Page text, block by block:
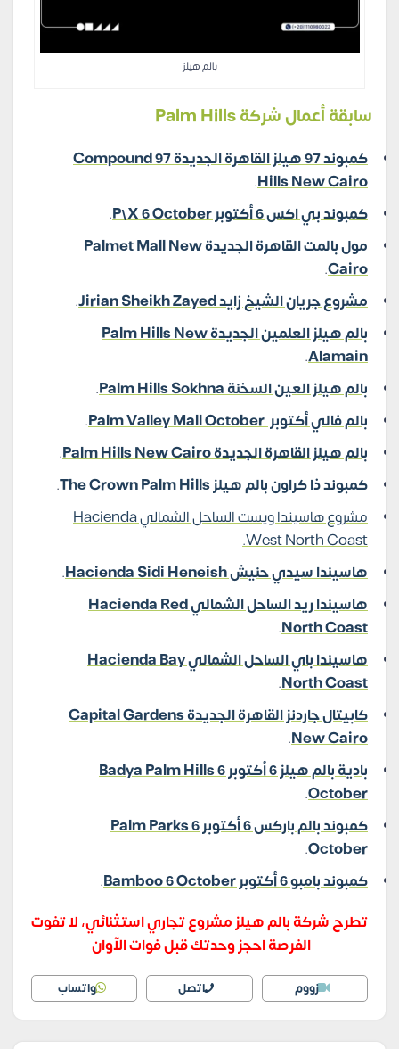
بالم هيلز
سابقة أعمال شركة Palm Hills
كمبوند 97 هيلز القاهرة الجديدة Compound 97
Hills New Cairo
.
كمبوند بي اكس 6 أكتوبر P\X 6 October
.
مول بالمت القاهرة الجديدة Palmet Mall New
Cairo
.
مشروع جريان الشيخ زايد Jirian Sheikh Zayed
.
بالم هيلز العلمين الجديدة Palm Hills New
Alamain
.
بالم هيلز العين السخنة Palm Hills Sokhna
.
بالم فالي أكتوبر Palm Valley Mall October
.
بالم هيلز القاهرة الجديدة Palm Hills New Cairo
.
كمبوند ذا كراون بالم هيلز The Crown Palm Hills
.
مشروع هاسيندا ويست الساحل الشمالي Hacienda
West North Coast.
هاسيندا سيدي حنيش Hacienda Sidi Heneish
.
هاسيندا ريد الساحل الشمالي Hacienda Red
North Coast
.
هاسيندا باي الساحل الشمالي Hacienda Bay
North Coast
.
كابيتال جاردنز القاهرة الجديدة Capital Gardens
New Cairo
.
بادية بالم هيلز 6 أكتوبر Badya Palm Hills 6
October
.
كمبوند بالم باركس 6 أكتوبر Palm Parks 6
October
.
كمبوند بامبو 6 أكتوبر Bamboo 6 October
.
تطرح شركة بالم هيلز مشروع تجاري استثنائي، لا تفوت
الفرصة احجز وحدتك قبل فوات الآوان
زووم اتصل واتساب